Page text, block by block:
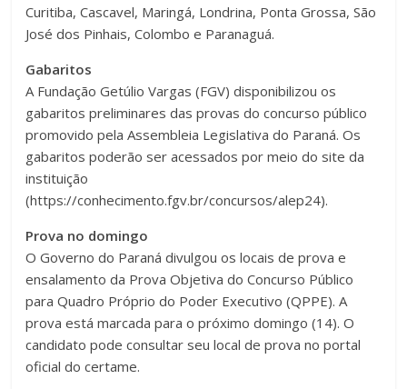
Curitiba, Cascavel, Maringá, Londrina, Ponta Grossa, São
José dos Pinhais, Colombo e Paranaguá.
Gabaritos
A Fundação Getúlio Vargas (FGV) disponibilizou os
gabaritos preliminares das provas do concurso público
promovido pela Assembleia Legislativa do Paraná. Os
gabaritos poderão ser acessados por meio do site da
instituição
(https://conhecimento.fgv.br/concursos/alep24).
Prova no domingo
O Governo do Paraná divulgou os locais de prova e
ensalamento da Prova Objetiva do Concurso Público
para Quadro Próprio do Poder Executivo (QPPE). A
prova está marcada para o próximo domingo (14). O
candidato pode consultar seu local de prova no portal
oficial do certame.